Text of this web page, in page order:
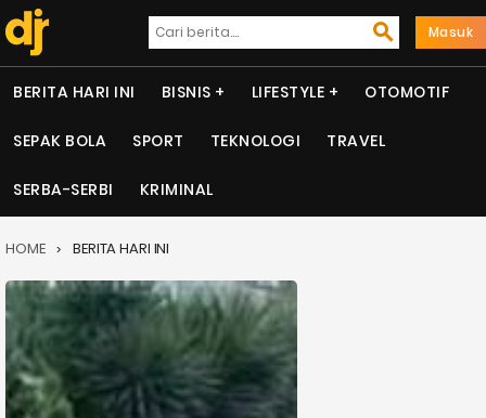
Masuk
BERITA HARI INI BISNIS LIFESTYLE OTOMOTIF
SEPAK BOLA SPORT TEKNOLOGI TRAVEL
SERBA-SERBI KRIMINAL
HOME BERITA HARI INI